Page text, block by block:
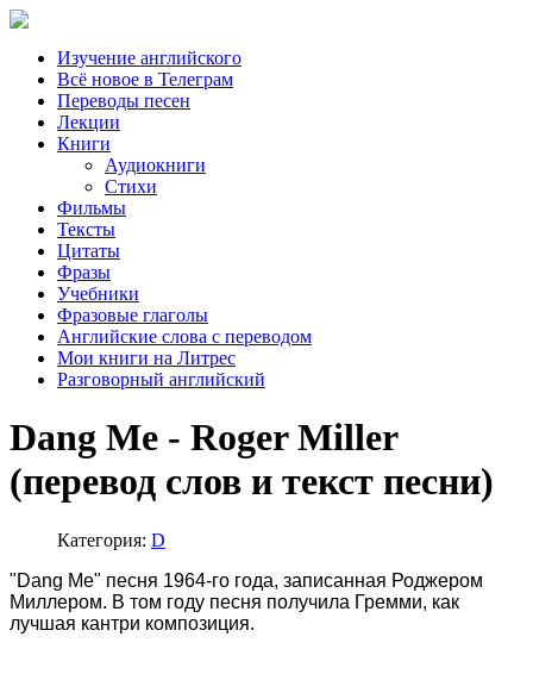
Изучение английского
Всё новое в Телеграм
Переводы песен
Лекции
Книги
Аудиокниги
Стихи
Фильмы
Тексты
Цитаты
Фразы
Учебники
Фразовые глаголы
Английские слова с переводом
Мои книги на Литрес
Разговорный английский
Dang Me - Roger Miller
(перевод слов и текст песни)
Категория: D
"Dang Me" песня 1964-го года, записанная Роджером
Миллером. В том году песня получила Гремми, как
лучшая кантри композиция.